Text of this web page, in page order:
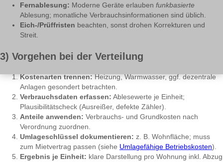
Fernablesung: Moderne Geräte erlauben funkbasierte
Ablesung; monatliche Verbrauchsinformationen sind üblich.
Eich-/Prüffristen beachten, sonst drohen Korrekturen und
Streit.
3) Vorgehen bei der Verteilung
Kostenarten trennen: Heizung, Warmwasser, ggf. dezentrale
Anlagen gesondert betrachten.
Verbrauchsdaten erfassen: Ablesewerte je Einheit;
Plausibilitätscheck (Ausreißer, defekte Zähler).
Anteile anwenden: Verbrauchs- und Grundkosten nach
Verordnung zuordnen.
Umlageschlüssel dokumentieren: z. B. Wohnfläche; muss
zum Mietvertrag passen (siehe Umlagefähige Betriebskosten).
Ergebnis je Einheit: klare Darstellung pro Wohnung inkl. Abzug